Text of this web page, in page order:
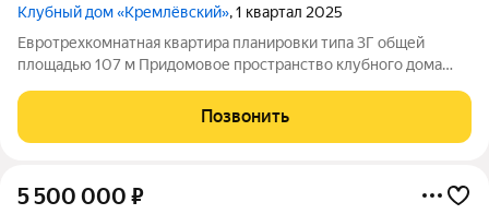
Клубный дом «Кремлёвский», 1 квартал 2025
Евротрехкомнатная квартира планировки типа 3Г общей
площадью 107 м Придомовое пространство клубного дома
паркинг на 53 парковочных места Детские площадки Зона
work-out и business lounge
Позвонить
5 500 000 ₽